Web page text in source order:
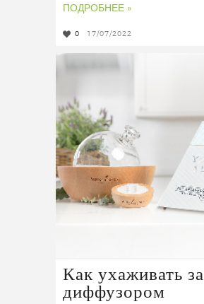
ПОДРОБНЕЕ »
0 17/07/2022
Как ухаживать за
диффузором